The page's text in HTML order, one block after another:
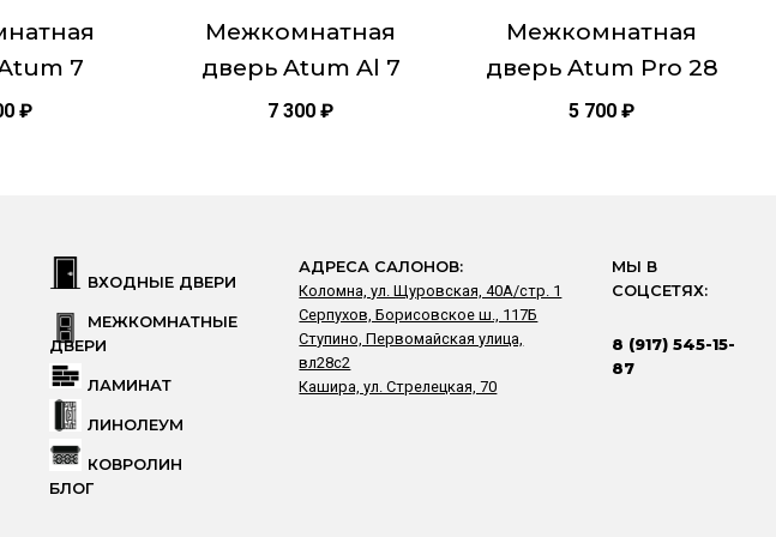
7
₽
Межкомнатная
дверь Atum Al 7
7 300 ₽
товара.
Межкомнатная
дверь Atum Pro 28
5 700 ₽
товара.
ВХОДНЫЕ ДВЕРИ
МЕЖКОМНАТНЫЕ
ДВЕРИ
ЛАМИНАТ
ЛИНОЛЕУМ
КОВРОЛИН
БЛОГ
АДРЕСА САЛОНОВ:
Коломна, ул. Щуровская, 40А/стр. 1
Серпухов, Борисовское ш., 117Б
Ступино, Первомайская улица,
вл28с2
Кашира, ул. Стрелецкая, 70
МЫ В
СОЦСЕТЯХ:
8 (917) 545-15-
87